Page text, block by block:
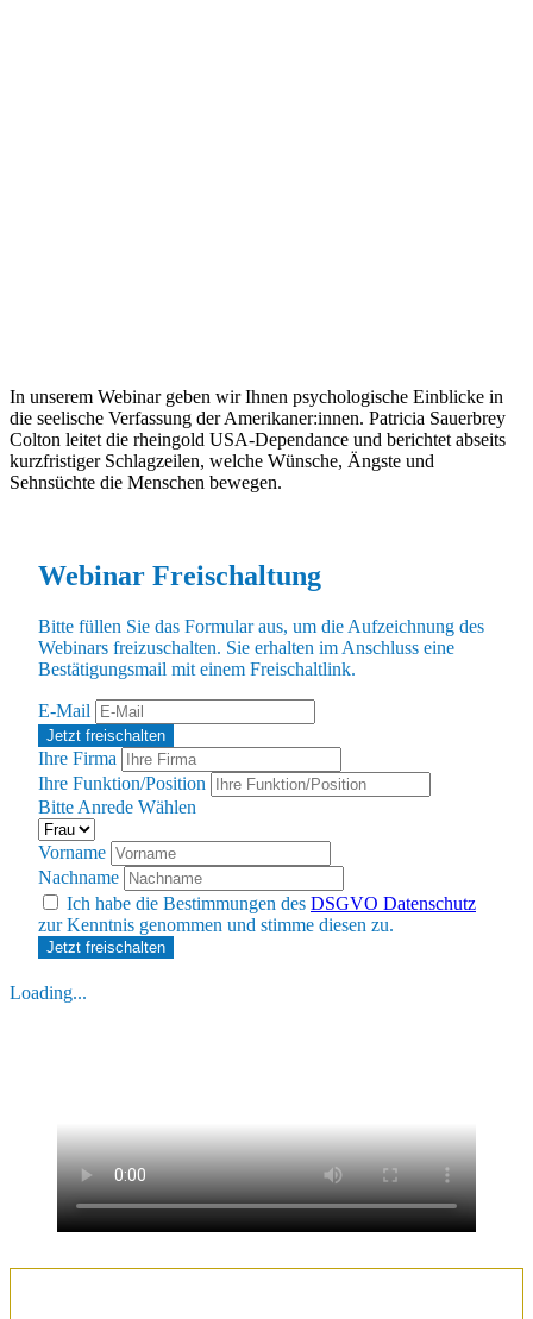
In unserem Webinar geben wir Ihnen psychologische Einblicke in
die seelische Verfassung der Amerikaner:innen. Patricia Sauerbrey
Colton leitet die rheingold USA-Dependance und berichtet abseits
kurzfristiger Schlagzeilen, welche Wünsche, Ängste und
Sehnsüchte die Menschen bewegen.
Webinar Freischaltung
Bitte füllen Sie das Formular aus, um die Aufzeichnung des
Webinars freizuschalten. Sie erhalten im Anschluss eine
Bestätigungsmail mit einem Freischaltlink.
E-Mail
Ihre Firma
Ihre Funktion/Position
Bitte Anrede Wählen
Vorname
Nachname
Ich habe die Bestimmungen des DSGVO Datenschutz
zur Kenntnis genommen und stimme diesen zu.
Loading...